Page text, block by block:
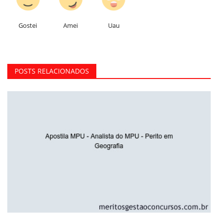
Gostei Amei Uau
POSTS RELACIONADOS